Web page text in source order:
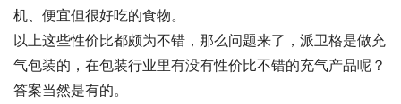
机、便宜但很好吃的食物。
以上这些性价比都颇为不错，那么问题来了，派卫格是做充
气包装的，在包装行业里有没有性价比不错的充气产品呢？
答案当然是有的。